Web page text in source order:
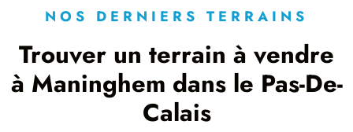
NOS DERNIERS TERRAINS
Trouver un terrain à vendre
à Maninghem dans le Pas-De-
Calais